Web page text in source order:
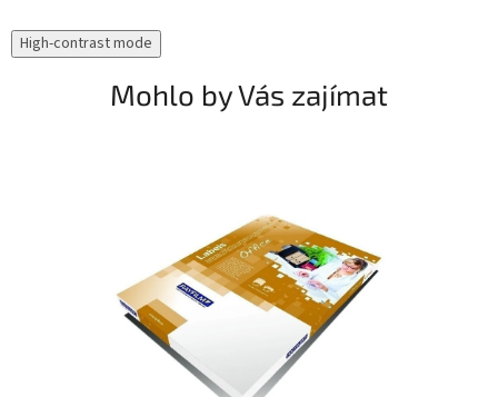
High-contrast mode
Mohlo by Vás zajímat